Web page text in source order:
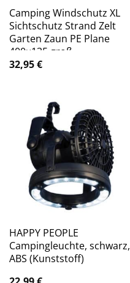
Camping Windschutz XL
Sichtschutz Strand Zelt
Garten Zaun PE Plane
400×135 groß
32,95€
HAPPY PEOPLE
Campingleuchte, schwarz,
ABS (Kunststoff)